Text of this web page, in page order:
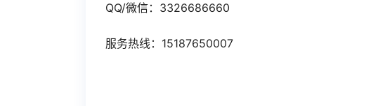
QQ/微信：3326686660
服务热线：15187650007